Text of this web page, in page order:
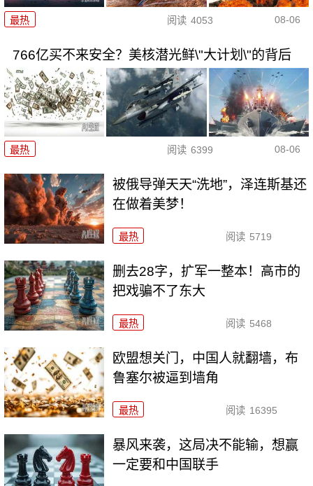
最热 阅读 4053 08-06
766亿买不来安全？美核潜光鲜\"大计划\"的背后
最热 阅读 6399 08-06
被俄导弹天天“洗地”，泽连斯基还
在做着美梦！
最热 阅读 5719
删去28字，扩军一整本！高市的
把戏骗不了东大
最热 阅读 5468
欧盟想关门，中国人就翻墙，布
鲁塞尔被逼到墙角
最热 阅读 16395
暴风来袭，这局决不能输，想赢
一定要和中国联手